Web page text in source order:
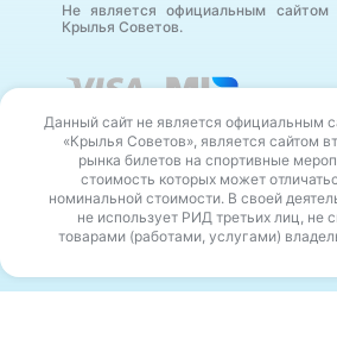
Не является официальным сайтом
Крылья Советов.
В своей деятельности сайт не
лиц, не связан с товарами
владельцев РИД.
Данный сайт не является официальным
«Крылья Советов», является сайтом
рынка билетов на спортивные
стоимость которых может
номинальной стоимости. В своей
не использует РИД третьих лиц, не
товарами (работами, услугами)